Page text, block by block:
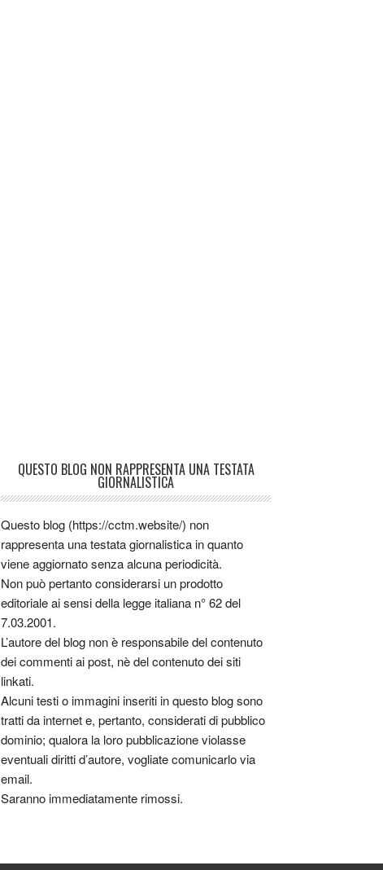
QUESTO BLOG NON RAPPRESENTA UNA TESTATA
GIORNALISTICA
Questo blog (https://cctm.website/) non
rappresenta una testata giornalistica in quanto
viene aggiornato senza alcuna periodicità.
Non può pertanto considerarsi un prodotto
editoriale ai sensi della legge italiana n° 62 del
7.03.2001.
L’autore del blog non è responsabile del contenuto
dei commenti ai post, nè del contenuto dei siti
linkati.
Alcuni testi o immagini inseriti in questo blog sono
tratti da internet e, pertanto, considerati di pubblico
dominio; qualora la loro pubblicazione violasse
eventuali diritti d’autore, vogliate comunicarlo via
email.
Saranno immediatamente rimossi.